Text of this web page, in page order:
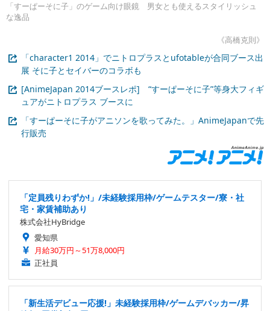
「すーぱーそに子」のゲーム向け眼鏡 男女とも使えるスタイリッシュ
な逸品
《高橋克則》
「character1 2014」でニトロプラスとufotableが合同ブース出
展 そに子とセイバーのコラボも
[AnimeJapan 2014ブースレポ] “すーぱーそに子”等身大フィギ
ュアがニトロプラス ブースに
「すーぱーそに子がアニソンを歌ってみた。」AnimeJapanで先
行販売
「定員残りわずか!」/未経験採用枠/ゲームテスター/寮・社
宅・家賃補助あり
株式会社HyBridge
愛知県
月給30万円～51万8,000円
正社員
「新生活デビュー応援!」未経験採用枠/ゲームデバッカー/昇